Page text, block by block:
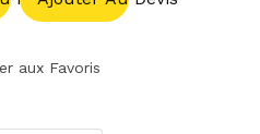
aux Favoris